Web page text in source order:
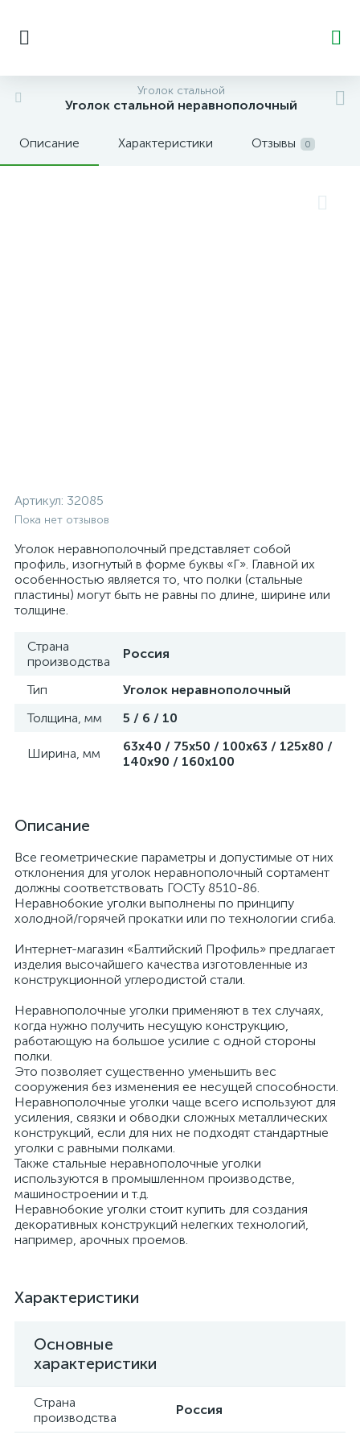
Уголок стальной
Уголок стальной неравнополочный
Описание Характеристики Отзывы 0
Артикул: 32085
Пока нет отзывов
Уголок неравнополочный представляет собой
профиль, изогнутый в форме буквы «Г». Главной их
особенностью является то, что полки (стальные
пластины) могут быть не равны по длине, ширине или
толщине.
Страна
производства
Россия
Тип
Уголок неравнополочный
Толщина, мм
5 / 6 / 10
Ширина, мм
63х40 / 75х50 / 100х63 / 125х80 /
140х90 / 160х100
Описание
Все геометрические параметры и допустимые от них
отклонения для уголок неравнополочный сортамент
должны соответствовать ГОСТу 8510-86.
Неравнобокие уголки выполнены по принципу
холодной/горячей прокатки или по технологии сгиба.
Интернет-магазин «Балтийский Профиль» предлагает
изделия высочайшего качества изготовленные из
конструкционной углеродистой стали.
Неравнополочные уголки применяют в тех случаях,
когда нужно получить несущую конструкцию,
работающую на большое усилие с одной стороны
полки.
Это позволяет существенно уменьшить вес
сооружения без изменения ее несущей способности.
Неравнополочные уголки чаще всего используют для
усиления, связки и обводки сложных металлических
конструкций, если для них не подходят стандартные
уголки с равными полками.
Также стальные неравнополочные уголки
используются в промышленном производстве,
машиностроении и т.д.
Неравнобокие уголки стоит купить для создания
декоративных конструкций нелегких технологий,
например, арочных проемов.
Характеристики
Основные
характеристики
Страна
производства
Россия